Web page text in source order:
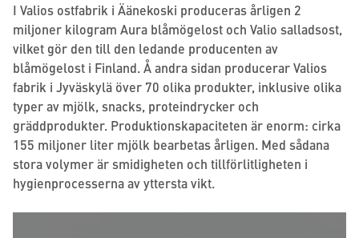
I Valios ostfabrik i Äänekoski produceras årligen 2
miljoner kilogram Aura blåmögelost och Valio salladsost,
vilket gör den till den ledande producenten av
blåmögelost i Finland. Å andra sidan producerar Valios
fabrik i Jyväskylä över 70 olika produkter, inklusive olika
typer av mjölk, snacks, proteindrycker och
gräddprodukter. Produktionskapaciteten är enorm: cirka
155 miljoner liter mjölk bearbetas årligen. Med sådana
stora volymer är smidigheten och tillförlitligheten i
hygienprocesserna av yttersta vikt.